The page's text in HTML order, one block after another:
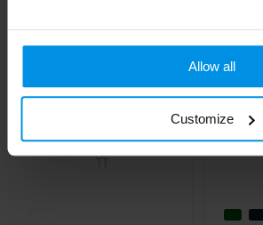
Allow all
Customize